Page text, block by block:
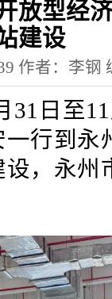
放型经
建设
作者：李钢
31日至
行到永
，永州